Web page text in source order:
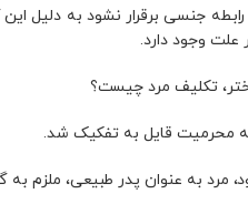
جنسی برقرار نشود به
وجود دارد.
تکلیف مرد چیست؟
محرمیت قایل به تفکیک شد.
به عنوان پدر طبیعی، ملزم